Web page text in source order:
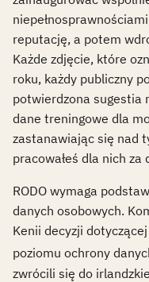
reputację, a potem
Każde zdjęcie, które
roku, każdy publiczny
potwierdzona sugestia
dane treningowe dla
zastanawiając się nad
pracowałeś dla nich za
RODO wymaga
danych osobowych.
Kenii decyzji
poziomu ochrony
zwrócili się do